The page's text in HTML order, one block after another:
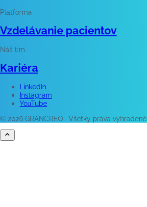
Platforma
Vzdelávanie pacientov
Náš tím
Kariéra
LinkedIn
Instagram
YouTube
© 2026 GRANCREO . Všetky práva vyhradené